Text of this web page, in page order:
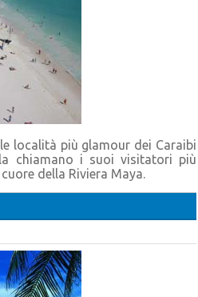
località più glamour dei Caraibi
chiamano i suoi visitatori più
della Riviera Maya.